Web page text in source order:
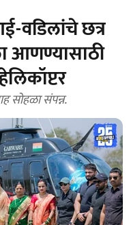
वडिलांचे छत्र
आणण्यासाठी
सोहळा संपन्न.